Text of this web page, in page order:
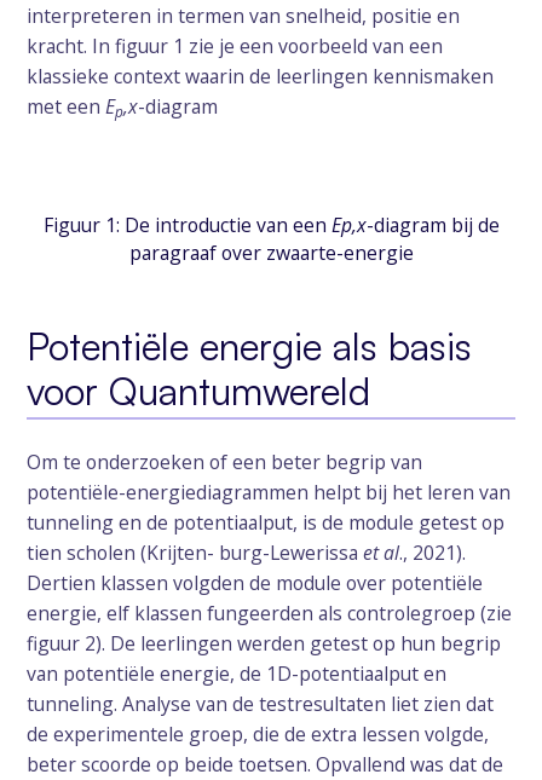
interpreteren in termen van snelheid, positie en
kracht. In figuur 1 zie je een voorbeeld van een
klassieke context waarin de leerlingen kennismaken
met eenEp,x-diagram
Figuur 1: De introductie van een Ep,x-diagram bij de
paragraaf over zwaarte-energie
Potentiële energie als basis
voor Quantumwereld
Om te onderzoeken of een beter begrip van
potentiële-energiediagrammen helpt bij het leren van
tunneling en de potentiaalput, is de module getest op
tien scholen (Krijten- burg-Lewerissaet al., 2021).
Dertien klassen volgden de module over potentiële
energie, elf klassen fungeerden als controlegroep (zie
figuur 2). De leerlingen werden getest op hun begrip
van potentiële energie, de 1D-potentiaalput en
tunneling. Analyse van de testresultaten liet zien dat
de experimentele groep, die de extra lessen volgde,
beter scoorde op beide toetsen. Opvallend was dat de